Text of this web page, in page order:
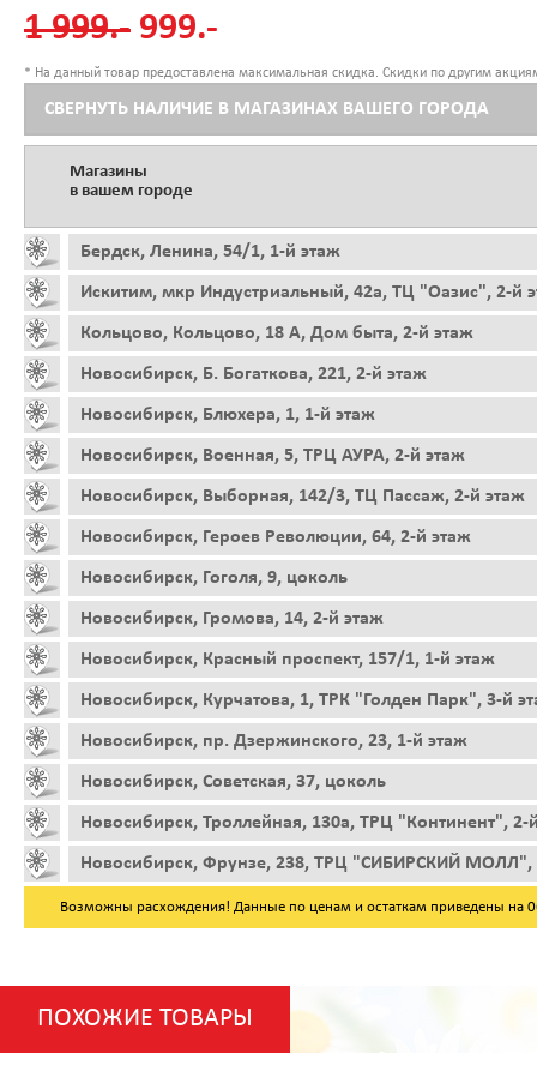
1 999.- 999.-
* На данный товар предоставлена максимальная скидка. Скидки по другим
СВЕРНУТЬ НАЛИЧИЕ В МАГАЗИНАХ ВАШЕГО ГОРОДА
Магазины
в вашем городе
Бердск, Ленина, 54/1, 1-й этаж
Искитим, мкр Индустриальный, 42а, ТЦ "Оазис", 2-й
Кольцово, Кольцово, 18 А, Дом быта, 2-й этаж
Новосибирск, Б. Богаткова, 221, 2-й этаж
Новосибирск, Блюхера, 1, 1-й этаж
Новосибирск, Военная, 5, ТРЦ АУРА, 2-й этаж
Новосибирск, Выборная, 142/3, ТЦ Пассаж, 2-й этаж
Новосибирск, Героев Революции, 64, 2-й этаж
Новосибирск, Гоголя, 9, цоколь
Новосибирск, Громова, 14, 2-й этаж
Новосибирск, Красный проспект, 157/1, 1-й этаж
Новосибирск, Курчатова, 1, ТРК "Голден Парк", 3-й
Новосибирск, пр. Дзержинского, 23, 1-й этаж
Новосибирск, Советская, 37, цоколь
Новосибирск, Троллейная, 130а, ТРЦ "Континент", 2-
Новосибирск, Фрунзе, 238, ТРЦ "СИБИРСКИЙ МОЛЛ",
Возможны расхождения! Данные по ценам и остаткам приведены на
ПОХОЖИЕ ТОВАРЫ